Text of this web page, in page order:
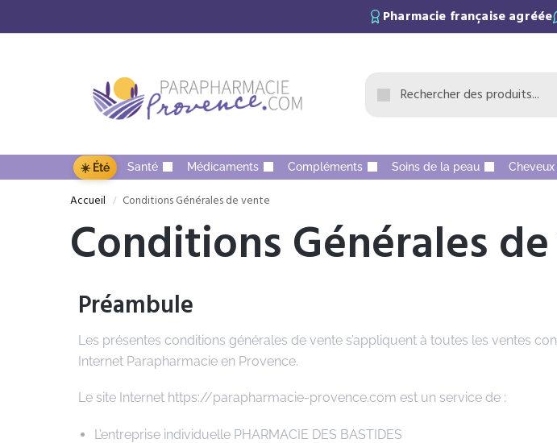
Pharmacie française agréée
☀️ Été Santé Médicaments Compléments Soins de la peau Cheveux
Accueil / Conditions Générales de vente
Conditions Générales
Préambule
Les présentes conditions générales de vente s’appliquent à toutes les ventes
Internet Parapharmacie en Provence.
Le site Internet https://parapharmacie-provence.com est un service de :
L’entreprise individuelle PHARMACIE DES BASTIDES